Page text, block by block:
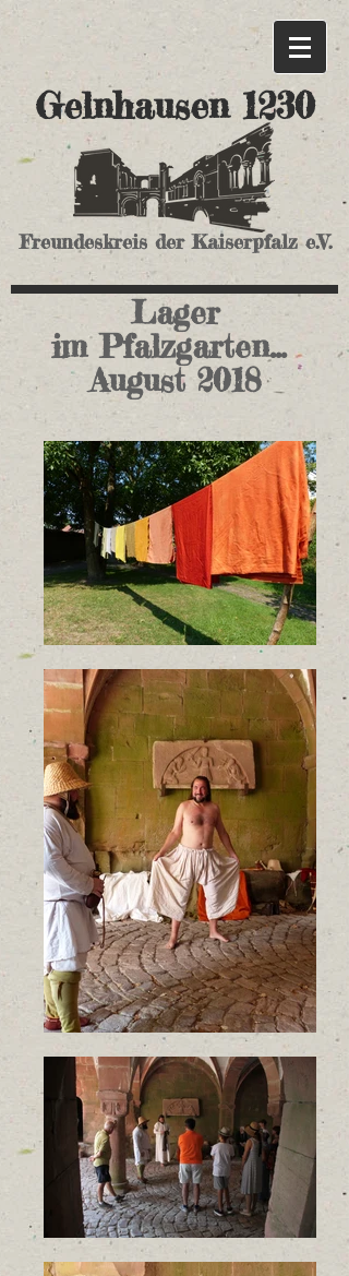
Gelnhausen 1230
Freundeskreis der Kaiserpfalz e.V.
Lager
imPfalzgarten...
August 2018